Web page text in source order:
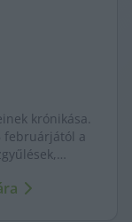
krónikása.
februárjától a
jelennek